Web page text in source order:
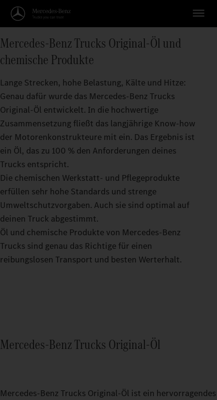
Mercedes‑Benz Trucks Original‑Öl und
chemische Produkte
Lange Strecken, hohe Belastung, Kälte und Hitze:
Genau dafür wurde das Mercedes‑Benz Trucks
Original‑Öl entwickelt. In die hochwertige
Zusammensetzung fließt das langjährige Know‑how
der Motorenkonstrukteure mit ein. Das Ergebnis ist
ein Öl, das zu 100 % den Anforderungen deines
Trucks entspricht.
Die chemischen Werkstatt- und Pflegeprodukte
erfüllen sehr hohe Standards und strenge
Umweltschutzvorgaben. Auch sie sind optimal auf
deinen Truck abgestimmt.
Öl und chemische Produkte von Mercedes‑Benz
Trucks sind genau das Richtige für einen
reibungslosen Transport und besten Werterhalt.
Mercedes‑Benz Trucks Original‑Öl
Mercedes‑Benz Trucks Original‑Öl ist ein hervorragendes